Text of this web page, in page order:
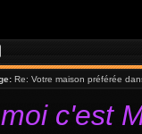
Re: Votre maison préférée
c'est